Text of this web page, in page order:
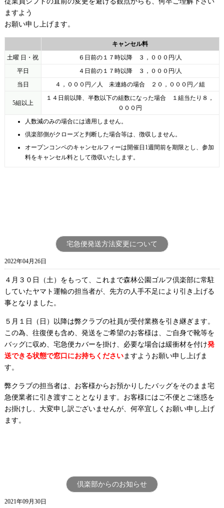
ますよう
お願い申し上げます。
キャンセル料
土曜 日・祝
６日前の１７時以降 ３，０００円/人
平日
４日前の１７時以降 ３，０００円/人
当日
４，０００円／人 未連絡の場合 ２０，０００円／組
5組以上
１４日前以降、半数以下の組数になった場合
１組当たり８，
０００円
人数減のみの場合には適用しません。
倶楽部側がクローズと判断した場合等は、徴収しません。
オープンコンペのキャンセルフィーは開催日 1週間前を期限とし、参加
料をキャンセル料として徴収いたします。
宅急便発送方法変更について
2022年04月26日
４月３０日（土）をもって、これまで森林公園ゴルフ倶楽部に常駐
していたヤマト運輸の担当者が、先方の人手不足により引き上げる
事となりました。
５月１日（日）以降は弊クラブの社員が受付業務を引き継ぎます。
この為、往復便も含め、発送をご希望のお客様は、ご自身で靴等を
バッグに収め、宅急便カバーを掛け、必要な場合は緩衝材を付け発
送できる状態で窓口にお持ちくださいますようお願い申し上げま
す。
弊クラブの担当者は、お客様からお預かりしたバッグをそのまま宅
急便業者に引き渡すこととなります。お客様にはご不便とご迷惑を
お掛けし、大変申し訳ございませんが、何卒宜しくお願い申し上げ
ます。
倶楽部からのお知らせ
2021年09月30日